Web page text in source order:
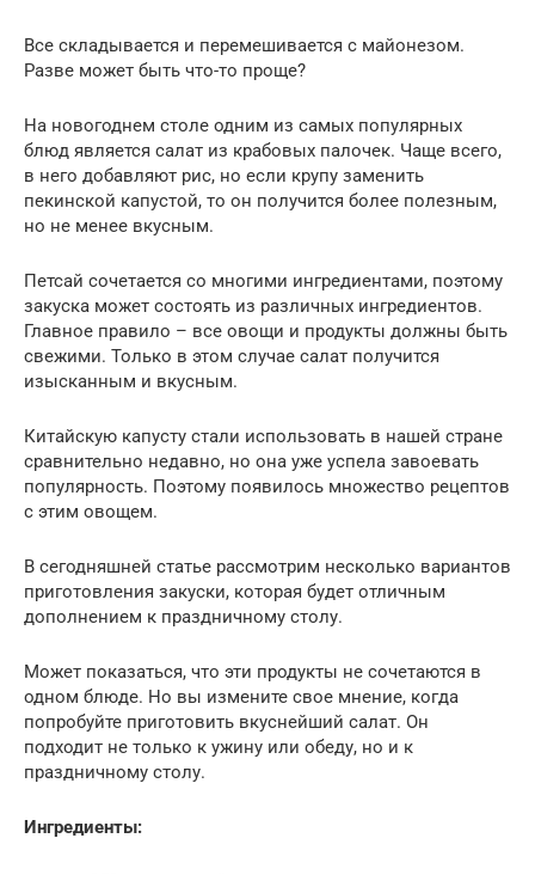
Все складывается и перемешивается с майонезом.
Разве может быть что-то проще?
На новогоднем столе одним из самых популярных
блюд является салат из крабовых палочек. Чаще всего,
в него добавляют рис, но если крупу заменить
пекинской капустой, то он получится более полезным,
но не менее вкусным.
Петсай сочетается со многими ингредиентами, поэтому
закуска может состоять из различных ингредиентов.
Главное правило – все овощи и продукты должны быть
свежими. Только в этом случае салат получится
изысканным и вкусным.
Китайскую капусту стали использовать в нашей стране
сравнительно недавно, но она уже успела завоевать
популярность. Поэтому появилось множество рецептов
с этим овощем.
В сегодняшней статье рассмотрим несколько вариантов
приготовления закуски, которая будет отличным
дополнением к праздничному столу.
Может показаться, что эти продукты не сочетаются в
одном блюде. Но вы измените свое мнение, когда
попробуйте приготовить вкуснейший салат. Он
подходит не только к ужину или обеду, но и к
праздничному столу.
Ингредиенты: